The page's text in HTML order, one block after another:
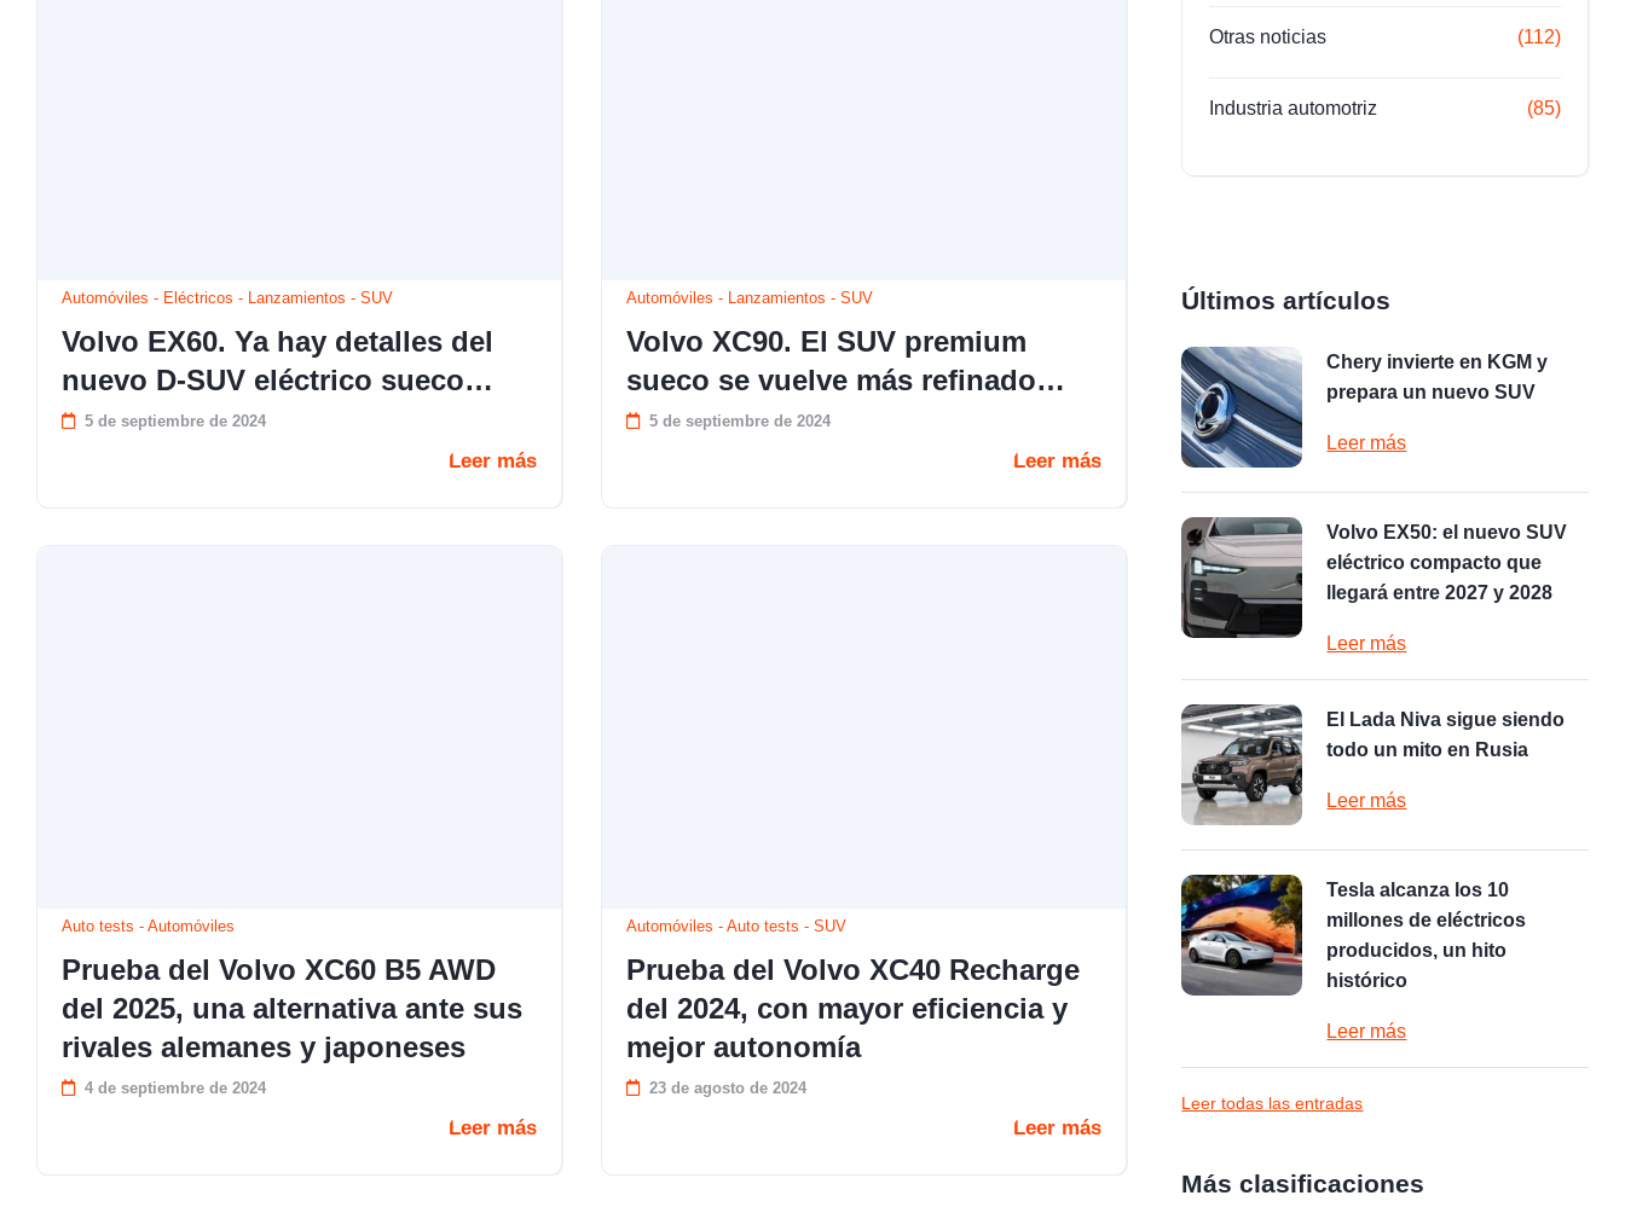
Automóviles - Eléctricos - Lanzamientos - SUV
Volvo EX60. Ya hay detalles del
nuevo D-SUV eléctrico sueco…
5 de septiembre de 2024
Leer más
Automóviles - Lanzamientos -SUV
Volvo XC90. El SUV premium
sueco se vuelve más refinado…
5 de septiembre de 2024
Leer más
Auto tests - Automóviles
Prueba del Volvo XC60 B5 AWD
del 2025, una alternativa ante sus
rivales alemanes y japoneses
4 de septiembre de 2024
Leer más
Automóviles -Auto tests -SUV
Prueba del Volvo XC40 Recharge
del 2024, con mayor eficiencia y
mejor autonomía
23 de agosto de 2024
Leer más
Otras noticias (112)
Industria automotriz (85)
Últimos artículos
Chery invierte en KGM y
prepara un nuevo SUV
Leer más
Volvo EX50: el nuevo SUV
eléctrico compacto que
llegará entre 2027 y 2028
Leer más
El Lada Niva sigue siendo
todo un mito en Rusia
Leer más
Tesla alcanza los 10
millones de eléctricos
producidos, un hito
histórico
Leer más
Leer todas las entradas
Más clasificaciones